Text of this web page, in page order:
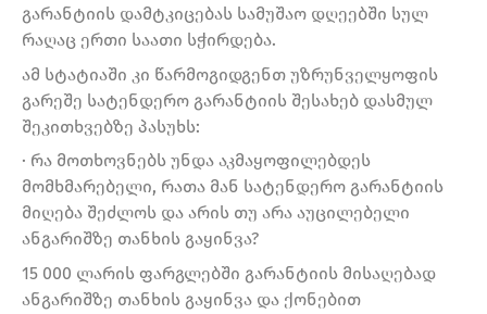
გარანტიის დამტკიცებას სამუშაო დღეებში სულ
რაღაც ერთი საათი სჭირდება.
ამ სტატიაში კი წარმოგიდგენთ უზრუნველყოფის
გარეშე სატენდერო გარანტიის შესახებ დასმულ
შეკითხვებზე პასუხს:
· რა მოთხოვნებს უნდა აკმაყოფილებდეს
მომხმარებელი, რათა მან სატენდერო გარანტიის
მიღება შეძლოს და არის თუ არა აუცილებელი
ანგარიშზე თანხის გაყინვა?
15 000 ლარის ფარგლებში გარანტიის მისაღებად
ანგარიშზე თანხის გაყინვა და ქონებით